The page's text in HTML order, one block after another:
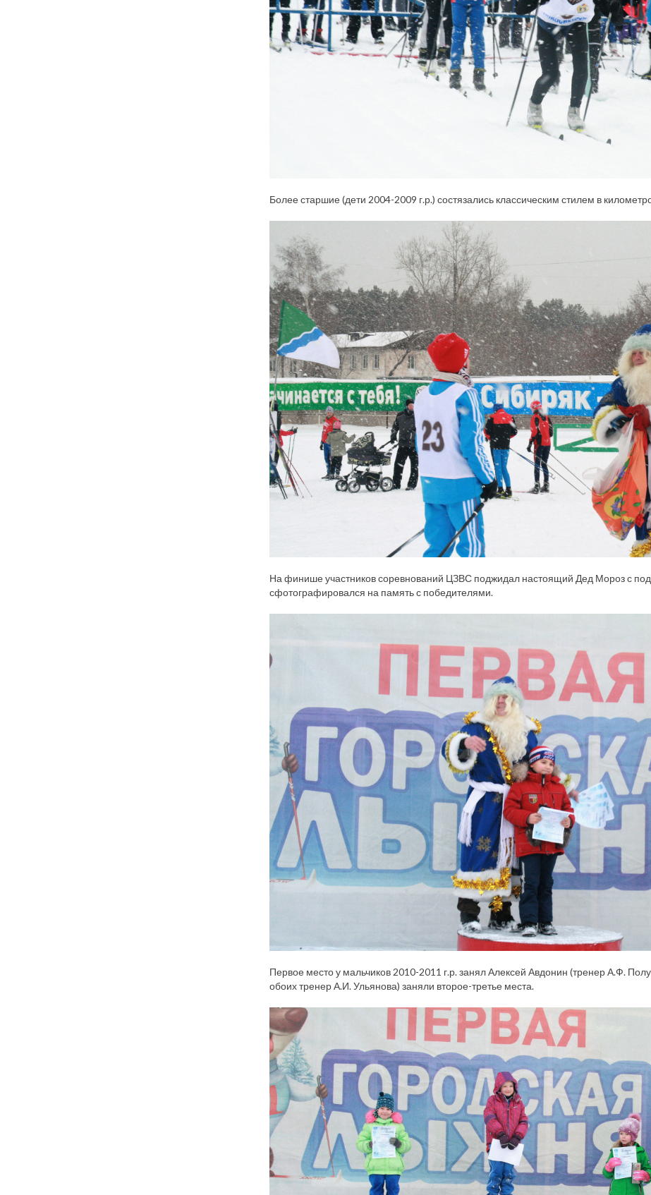
Более старшие (дети 2004-2009 г.р.) состязались классическим стилем в
На финише участников соревнований ЦЗВС поджидал настоящий Дед Мороз с
сфотографировался на память с победителями.
Первое место у мальчиков 2010-2011 г.р. занял Алексей Авдонин (тренер А.Ф.
обоих тренер А.И. Ульянова) заняли второе-третье места.